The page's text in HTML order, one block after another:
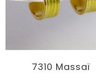
7310 Massaï